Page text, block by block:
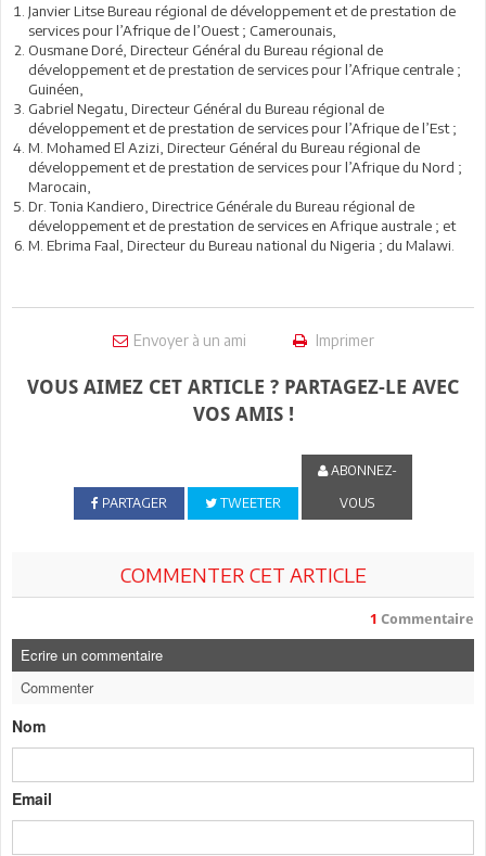
Janvier Litse Bureau régional de développement et de prestation de
services pour l’Afrique de l’Ouest ; Camerounais,
Ousmane Doré, Directeur Général du Bureau régional de
développement et de prestation de services pour l’Afrique centrale ;
Guinéen,
Gabriel Negatu, Directeur Général du Bureau régional de
développement et de prestation de services pour l’Afrique de l’Est ;
M. Mohamed El Azizi, Directeur Général du Bureau régional de
développement et de prestation de services pour l’Afrique du Nord ;
Marocain,
Dr. Tonia Kandiero, Directrice Générale du Bureau régional de
développement et de prestation de services en Afrique australe ; et
M. Ebrima Faal, Directeur du Bureau national du Nigeria ; du Malawi.
Envoyer à un ami Imprimer
VOUS AIMEZ CET ARTICLE ? PARTAGEZ-LE AVEC
VOS AMIS !
PARTAGER TWEETER
ABONNEZ-
VOUS
COMMENTER CET ARTICLE
1 Commentaire
Ecrire un commentaire
Commenter
Nom
Email